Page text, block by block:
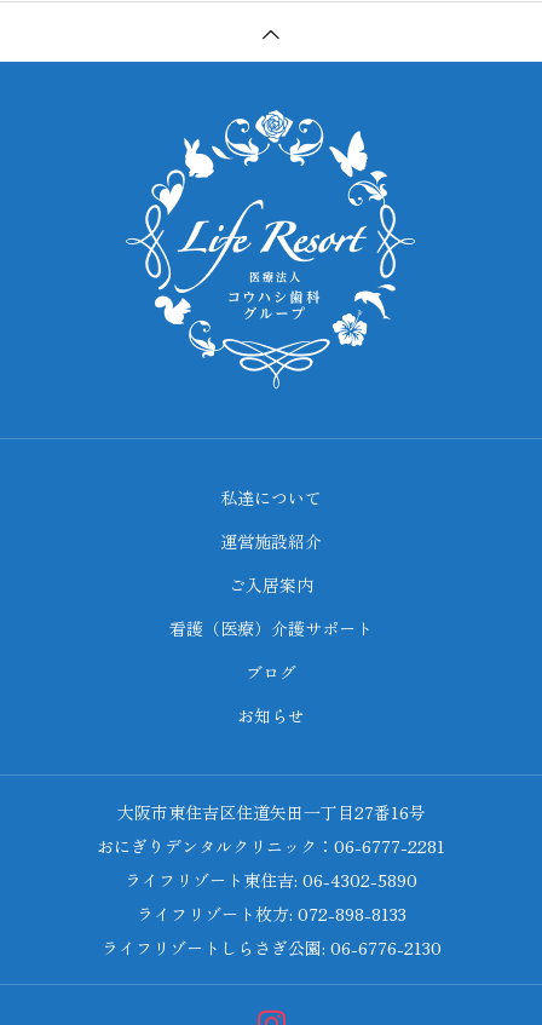
私達について
運営施設紹介
ご入居案内
看護（医療）介護サポート
ブログ
お知らせ
大阪市東住吉区住道矢田一丁目27番16号
おにぎりデンタルクリニック：06-6777-2281
ライフリゾート東住吉: 06-4302-5890
ライフリゾート枚方: 072-898-8133
ライフリゾートしらさぎ公園: 06-6776-2130